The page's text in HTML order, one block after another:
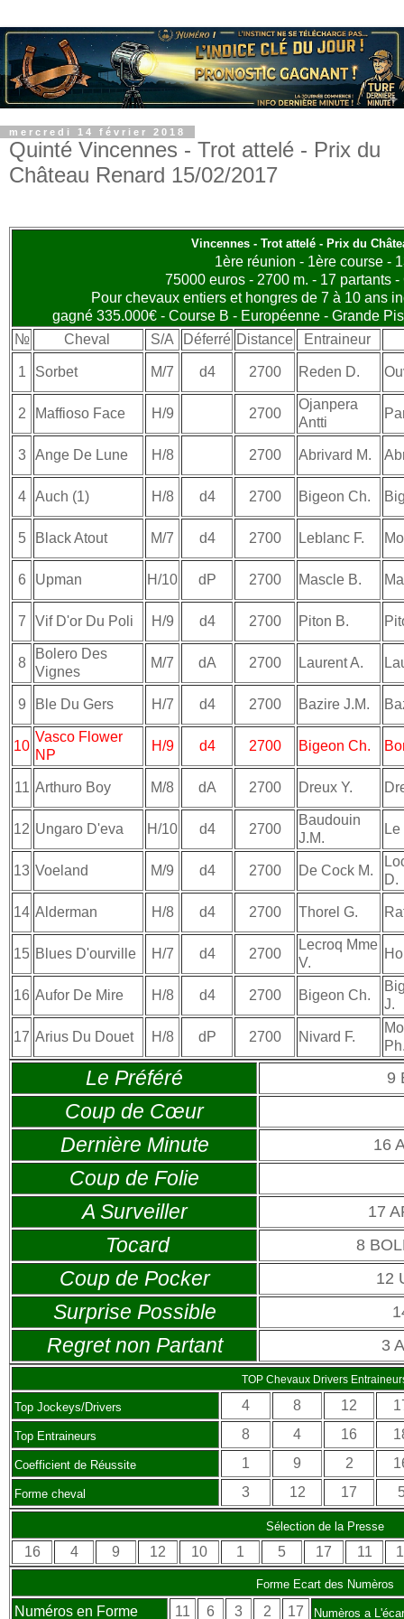
mercredi 14 février 2018
Quinté Vincennes - Trot attelé - Prix du
Château Renard 15/02/2017
Vincennes - Trot attelé - Prix du
1ère réunion - 1ère course -
75000 euros - 2700 m. - 17 partants -
Pour chevaux entiers et hongres de 7 à 10 ans
gagné 335.000€ - Course B - Européenne - Grande
№
Cheval S/A Déferré Distance Entraineur
1 Sorbet M/7 d4 2700 Reden D.
2 Maffioso Face H/9 2700
Ojanpera
Antti
3 Ange De Lune H/8 2700 Abrivard M.
4 Auch (1) H/8 d4 2700 Bigeon Ch.
5 Black Atout M/7 d4 2700 Leblanc F.
6 Upman H/10 dP 2700 Mascle B.
7 Vif D'or Du Poli H/9 d4 2700 Piton B.
8
Bolero Des
Vignes
M/7 dA 2700 Laurent A.
9 Ble Du Gers H/7 d4 2700 Bazire J.M.
10
Vasco Flower
NP
H/9 d4 2700 Bigeon Ch.
11 Arthuro Boy M/8 dA 2700 Dreux Y.
12 Ungaro D'eva H/10 d4 2700
Baudouin
J.M.
13 Voeland M/9 d4 2700 De Cock M.
D.
14 Alderman H/8 d4 2700 Thorel G.
15 Blues D'ourville H/7 d4 2700
Lecroq Mme
V.
16 Aufor De Mire H/8 d4 2700 Bigeon Ch.
J.
17 Arius Du Douet H/8 dP 2700 Nivard F.
Le Préféré 9
Coup de Cœur
Dernière Minute
16
Coup de Folie
A Surveiller
17
Tocard 8
Coup de Pocker 12
Surprise Possible
Regret non Partant 3
TOP Chevaux Drivers
Top Jockeys/Drivers 4 8 12
Top Entraineurs 8 4 16
Coefficient de Réussite 1 9 2
Forme cheval 3 12 17
Sélection de la Presse
16 4 9 12 10 1 5 17 11
Forme Ecart des Numèros
Numéros en Forme 11 6 3 2 17 Numèros a